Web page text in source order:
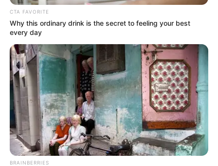
Dos presuntos delincuentes conocidos con los alias de
‘Caliche’y‘Calao’
Policía Metropolitana de Ibagué, luego de haber
intimidado a dos ciudadanos con un arma blanca para
despojarlos de sus pertenencias.
El robo ocurrió en plena vía pública
El hecho tuvo lugar en el sector de la calle 19 con carrera
1, a pocos metros de la glorieta del terminal de transporte,
donde las víctimas fueron abordadas por los
sospechosos. Con amenazas y un arma cortopunzante,
los hombres lograron hurtar un celular, una billetera con
dinero en efectivo y documentos personales.
CTA FAVORITE
Why this ordinary drink is the secret to feeling your best
every day
BRAINBERRIES